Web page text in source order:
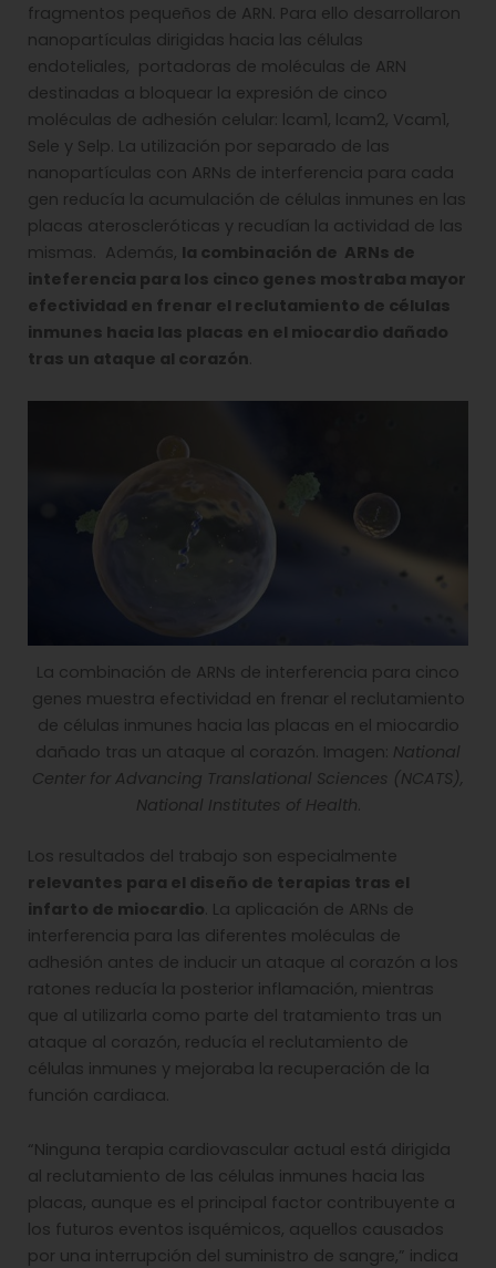
fragmentos pequeños de ARN. Para ello desarrollaron
nanopartículas dirigidas hacia las células
endoteliales, portadoras de moléculas de ARN
destinadas a bloquear la expresión de cinco
moléculas de adhesión celular: lcam1, lcam2, Vcam1,
Sele y Selp. La utilización por separado de las
nanopartículas con ARNs de interferencia para cada
gen reducía la acumulación de células inmunes en las
placas ateroscleróticas y recudían la actividad de las
mismas. Además, la combinación de ARNs de
inteferencia para los cinco genes mostraba mayor
efectividad en frenar el reclutamiento de células
inmunes hacia las placas en el miocardio dañado
tras un ataque al corazón.
La combinación de ARNs de interferencia para cinco
genes muestra efectividad en frenar el reclutamiento
de células inmunes hacia las placas en el miocardio
dañado tras un ataque al corazón. Imagen: National
Center for Advancing Translational Sciences (NCATS),
National Institutes of Health.
Los resultados del trabajo son especialmente
relevantes para el diseño de terapias tras el
infarto de miocardio. La aplicación de ARNs de
interferencia para las diferentes moléculas de
adhesión antes de inducir un ataque al corazón a los
ratones reducía la posterior inflamación, mientras
que al utilizarla como parte del tratamiento tras un
ataque al corazón, reducía el reclutamiento de
células inmunes y mejoraba la recuperación de la
función cardiaca.
“Ninguna terapia cardiovascular actual está dirigida
al reclutamiento de las células inmunes hacia las
placas, aunque es el principal factor contribuyente a
los futuros eventos isquémicos, aquellos causados
por una interrupción del suministro de sangre,” indica